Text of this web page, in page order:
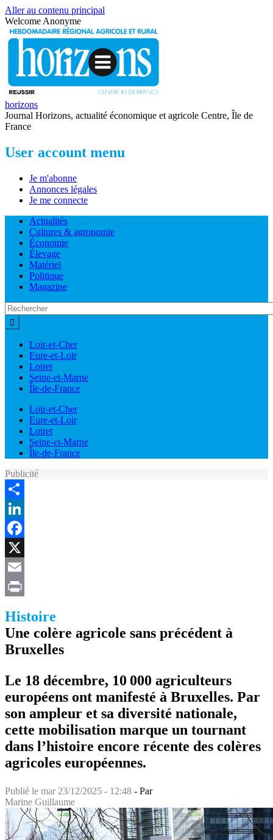
Aller au contenu principal
Welcome Anonyme
horizons
Journal Horizons, actualité économique et agricole Centre, Île de
France
User account menu
Je m'abonne
Annonces légales
Je me connecte
Actualités
Cultures & agronomie
Économie
Élevage
Matériel
Politique
Magazine
Loir-et-Cher
Eure-et-Loir
Loiret
Seine-et-Marne
Île-de-France
Loir-et-Cher
Eure-et-Loir
Loiret
Seine-et-Marne
Île-de-France
Publicité
Share
LinkedIn
Facebook
X
Email
Histoire
Une colère agricole sans précédent à
Bruxelles
Le 18 décembre, 10 000 agriculteurs
européens ont manifesté à Bruxelles. Par
son ampleur et sa diversité nationale,
cette mobilisation marque un tournant
dans l’histoire encore récente des colères
agricoles européennes.
Publié le mar 23/12/2025 - 12:48 - Par
Marine Guillaume